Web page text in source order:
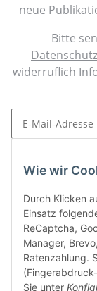
Wie wir
Durch Klicken
Einsatz
ReCaptcha,
Manager,
Ratenzahlung.
Sie unter
neue
Bitte
widerruflich
Kontakt
Informationen
Gesetzliche